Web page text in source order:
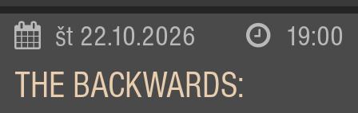
št 22.10.2026 19:00
THE BACKWARDS: